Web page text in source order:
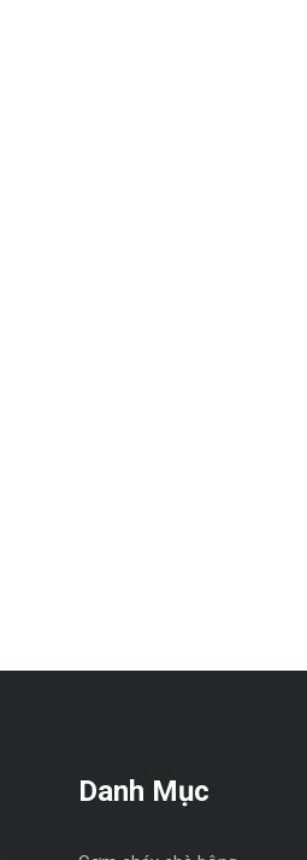
Danh Mục